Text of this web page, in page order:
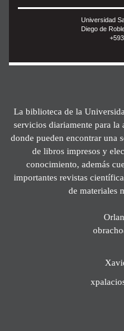
Universidad
Diego de
La biblioteca de la
servicios diariamente para la
donde pueden encontrar una
de libros impresos y
conocimiento, además
importantes revistas
de materiales